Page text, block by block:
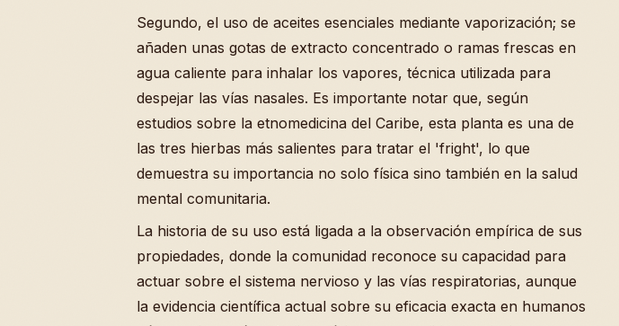
Segundo, el uso de aceites esenciales mediante vaporización; se
añaden unas gotas de extracto concentrado o ramas frescas en
agua caliente para inhalar los vapores, técnica utilizada para
despejar las vías nasales. Es importante notar que, según
estudios sobre la etnomedicina del Caribe, esta planta es una de
las tres hierbas más salientes para tratar el 'fright', lo que
demuestra su importancia no solo física sino también en la salud
mental comunitaria.
La historia de su uso está ligada a la observación empírica de sus
propiedades, donde la comunidad reconoce su capacidad para
actuar sobre el sistema nervioso y las vías respiratorias, aunque
la evidencia científica actual sobre su eficacia exacta en humanos